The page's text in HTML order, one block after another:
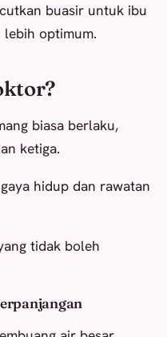
buasir untuk ibu
lebih optimum.
biasa berlaku,
ketiga.
hidup dan rawatan
tidak boleh